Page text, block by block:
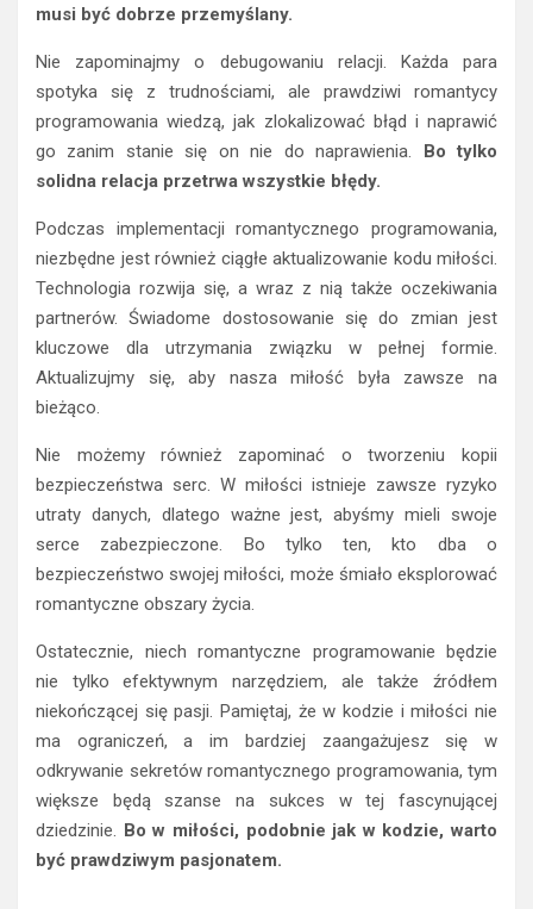
musi być dobrze przemyślany.
Nie zapominajmy o debugowaniu relacji. Każda para
spotyka się z trudnościami, ale prawdziwi romantycy
programowania wiedzą, jak zlokalizować błąd i naprawić
go zanim stanie się on nie do naprawienia. Bo tylko
solidna relacja przetrwa wszystkie błędy.
Podczas implementacji romantycznego programowania,
niezbędne jest również ciągłe aktualizowanie kodu miłości.
Technologia rozwija się, a wraz z nią także oczekiwania
partnerów. Świadome dostosowanie się do zmian jest
kluczowe dla utrzymania związku w pełnej formie.
Aktualizujmy się, aby nasza miłość była zawsze na
bieżąco.
Nie możemy również zapominać o tworzeniu kopii
bezpieczeństwa serc. W miłości istnieje zawsze ryzyko
utraty danych, dlatego ważne jest, abyśmy mieli swoje
serce zabezpieczone. Bo tylko ten, kto dba o
bezpieczeństwo swojej miłości, może śmiało eksplorować
romantyczne obszary życia.
Ostatecznie, niech romantyczne programowanie będzie
nie tylko efektywnym narzędziem, ale także źródłem
niekończącej się pasji. Pamiętaj, że w kodzie i miłości nie
ma ograniczeń, a im bardziej zaangażujesz się w
odkrywanie sekretów romantycznego programowania, tym
większe będą szanse na sukces w tej fascynującej
dziedzinie. Bo w miłości, podobnie jak w kodzie, warto
być prawdziwym pasjonatem.